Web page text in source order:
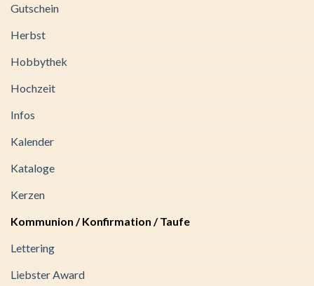
Gutschein
Herbst
Hobbythek
Hochzeit
Infos
Kalender
Kataloge
Kerzen
Kommunion / Konfirmation / Taufe
Lettering
Liebster Award